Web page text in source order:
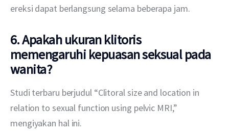
ereksi dapat berlangsung selama beberapa jam.
6. Apakah ukuran klitoris
memengaruhi kepuasan seksual pada
wanita?
Studi terbaru berjudul “Clitoral size and location in
relation to sexual function using pelvic MRI,”
mengiyakan hal ini.